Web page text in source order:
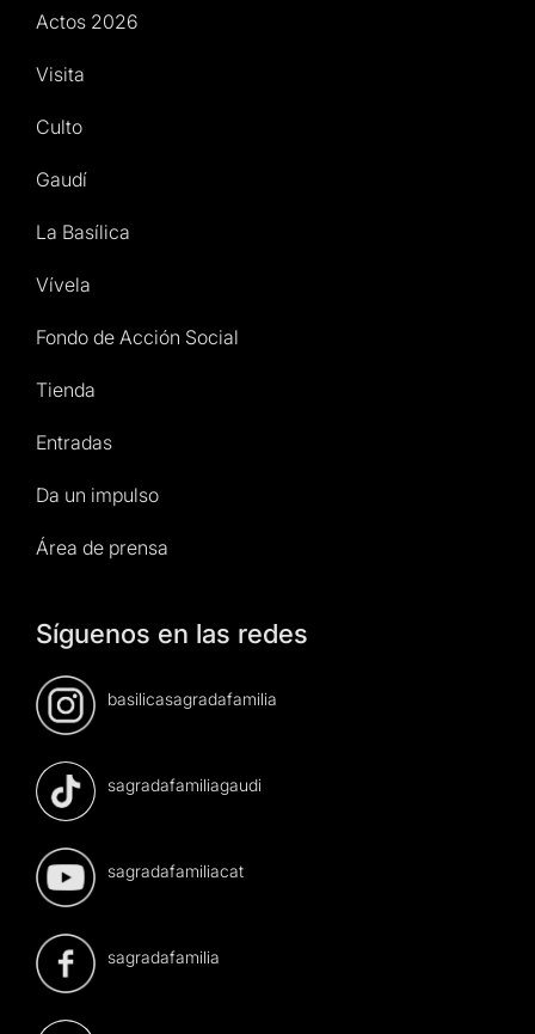
Actos 2026
Visita
Culto
Gaudí
La Basílica
Vívela
Fondo de Acción Social
Tienda
Entradas
Da un impulso
Área de prensa
Síguenos en las redes
basilicasagradafamilia
sagradafamiliagaudi
sagradafamiliacat
sagradafamilia